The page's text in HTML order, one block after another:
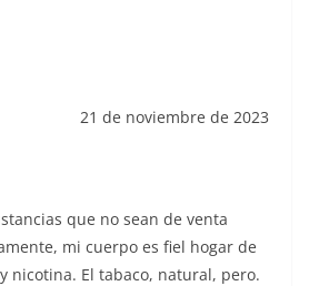
st dI y
21 de noviembre de 2023
que no sean de venta
mi cuerpo es fiel hogar de
nicotina. El tabaco, natural, pero.